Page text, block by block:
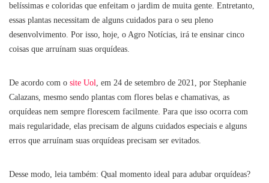
belíssimas e coloridas que enfeitam o jardim de muita gente. Entretanto,
essas plantas necessitam de alguns cuidados para o seu pleno
desenvolvimento. Por isso, hoje, o Agro Notícias, irá te ensinar cinco
coisas que arruínam suas orquídeas.
De acordo com o site Uol , em 24 de setembro de 2021, por Stephanie
Calazans, mesmo sendo plantas com flores belas e chamativas, as
orquídeas nem sempre florescem facilmente. Para que isso ocorra com
mais regularidade, elas precisam de alguns cuidados especiais e alguns
erros que arruínam suas orquídeas precisam ser evitados.
Desse modo, leia também: Qual momento ideal para adubar orquídeas?